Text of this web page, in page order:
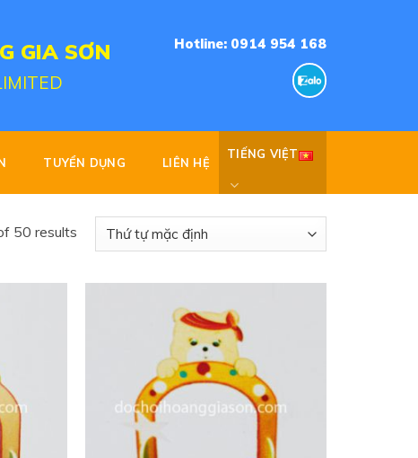
GIA SƠN Hotline: 0914 954 168
TUYỂN DỤNG LIÊN HỆ
TIẾNG VIỆT
50 results